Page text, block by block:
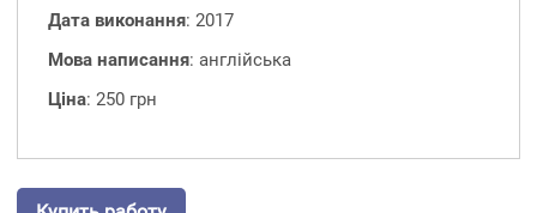
Дата виконання: 2017
Мова написання: англійська
Ціна: 250 грн